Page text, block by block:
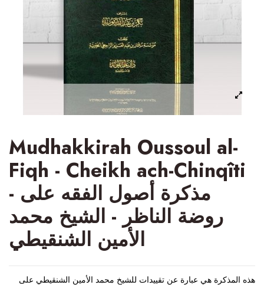
Mudhakkirah Oussoul al-
Fiqh - Cheikh ach-Chinqîti
- مذكرة أصول الفقه على
روضة الناظر - الشيخ محمد
الأمين الشنقيطي
هذه المذكرة هي عبارة عن تقييدات للشيخ محمد الأمين الشنقيطي على